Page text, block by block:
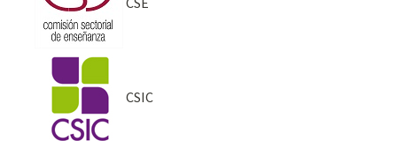
CSIC